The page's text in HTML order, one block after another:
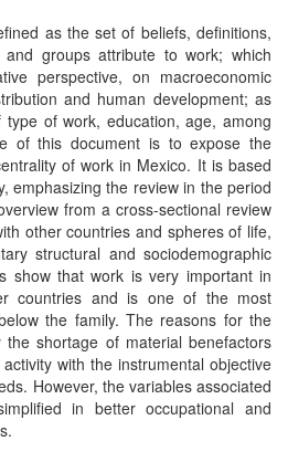
as the set of beliefs, definitions,
groups attribute to work; which
perspective, on macroeconomic
and human development; as
of work, education, age, among
of this document is to expose the
of work in Mexico. It is based
emphasizing the review in the period
from a cross-sectional review
other countries and spheres of life,
structural and sociodemographic
show that work is very important in
countries and is one of the most
the family. The reasons for the
shortage of material benefactors
with the instrumental objective
However, the variables associated
in better occupational and